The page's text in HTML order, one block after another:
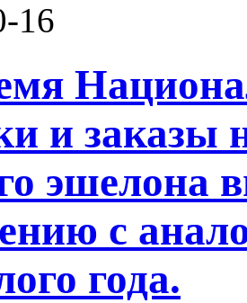
16
и заказы
эшелона
с
года.